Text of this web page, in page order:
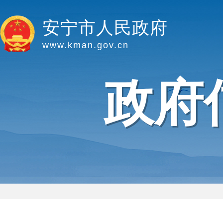
安宁市人民政府
www.kman.gov.cn
政府